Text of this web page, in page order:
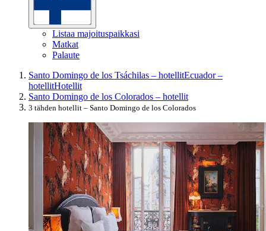
Listaa majoituspaikkasi
Matkat
Palaute
Santo Domingo de los Tsáchilas – hotellitEcuador –
hotellitHotellit
Santo Domingo de los Colorados – hotellit
3 tähden hotellit – Santo Domingo de los Colorados